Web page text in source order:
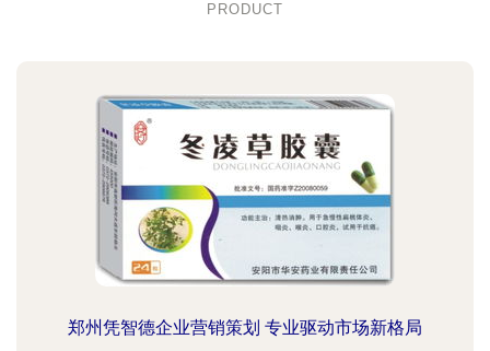
PRODUCT
郑州凭智德企业营销策划 专业驱动市场新格局